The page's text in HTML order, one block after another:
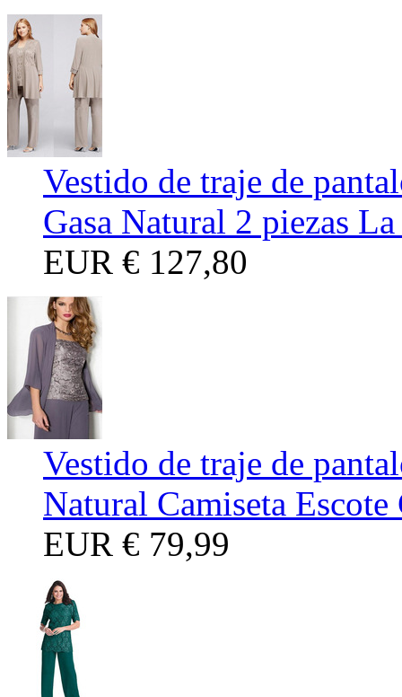
Vestido de traje de
Gasa Natural 2 piezas
EUR € 127,80
Vestido de traje de
Natural Camiseta Escote
EUR € 79,99